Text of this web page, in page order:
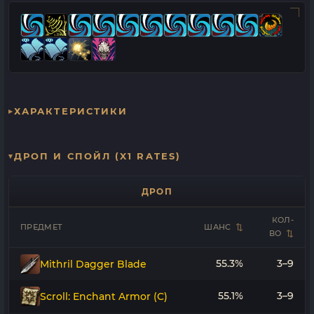
ХАРАКТЕРИСТИКИ
ДРОП И СПОЙЛ (X1 RATES)
ДРОП
ПРЕДМЕТ ШАНС
КОЛ-
ВО
Mithril Dagger Blade 55.3% 3–9
Scroll: Enchant Armor (C) 55.1% 3–9